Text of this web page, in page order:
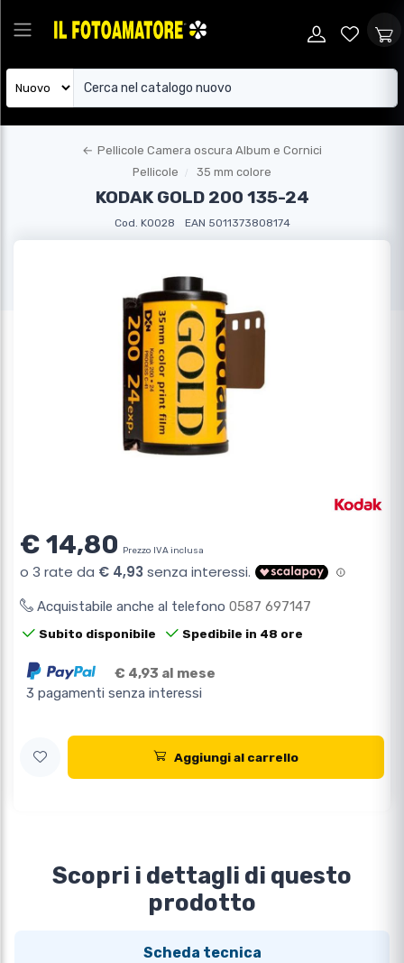
← Pellicole Camera oscura Album e Cornici
Pellicole
35 mm colore
KODAK GOLD 200 135-24
Cod. KO028 EAN 5011373808174
€ 14,80 Prezzo IVA inclusa
Acquistabile anche al telefono 0587 697147
Subito disponibile Spedibile in 48 ore
€ 4,93 al mese
3 pagamenti senza interessi
Aggiungi al carrello
Scopri i dettagli di questo
prodotto
Scheda tecnica